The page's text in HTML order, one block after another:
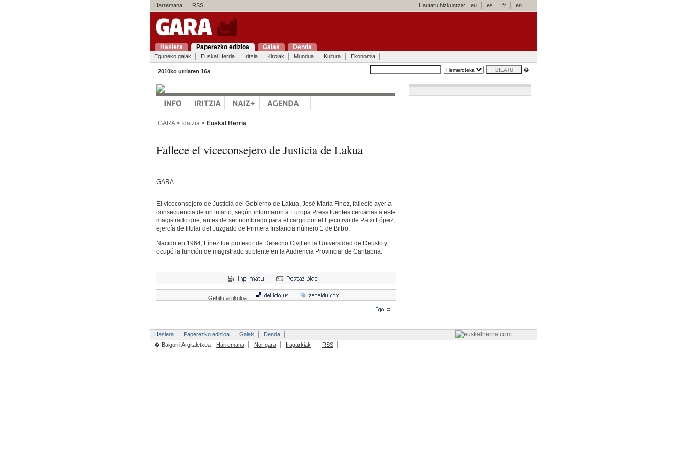
Harremana RSS Hautatu hizkuntza: eu es fr en
Hasiera Paperezko edizioa Gaiak Denda
Eguneko gaiak Euskal Herria Iritzia Kirolak Mundua Kultura Ekonomia
2010ko urriaren 16a �
GARA> Idatzia > Euskal Herria
Fallece el viceconsejero de Justicia de Lakua
GARA
El viceconsejero de Justicia del Gobierno de Lakua, José María Fínez, falleció ayer a
consecuencia de un infarto, según informaron a Europa Press fuentes cercanas a este
magistrado que, antes de ser nombrado para el cargo por el Ejecutivo de Patxi López,
ejercía de titular del Juzgado de Primera Instancia número 1 de Bilbo.
Nacido en 1964, Fínez fue profesor de Derecho Civil en la Universidad de Deusto y
ocupó la función de magistrado suplente en la Audiencia Provincial de Cantabria.
Gehitu artikuloa:
Hasiera Paperezko edizioa Gaiak
Denda
� Baigorri Argitaletxea
Harremana Nor gara Iragarkiak RSS